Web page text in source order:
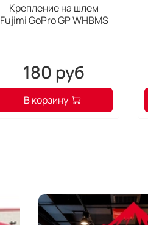
Крепление на шлем
Fujimi GoPro GP WHBMS
180 руб
В корзину